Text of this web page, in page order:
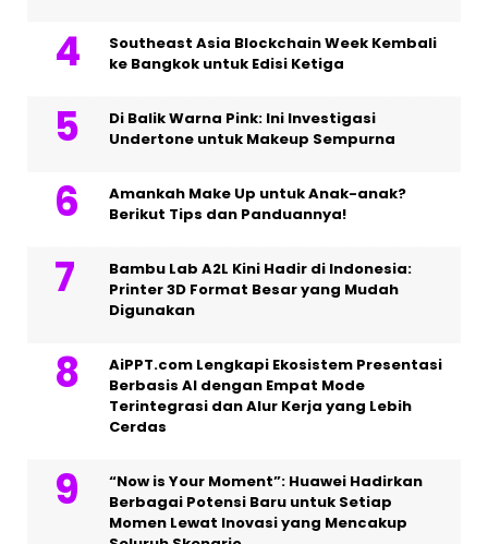
Southeast Asia Blockchain Week Kembali
ke Bangkok untuk Edisi Ketiga
Di Balik Warna Pink: Ini Investigasi
Undertone untuk Makeup Sempurna
Amankah Make Up untuk Anak-anak?
Berikut Tips dan Panduannya!
Bambu Lab A2L Kini Hadir di Indonesia:
Printer 3D Format Besar yang Mudah
Digunakan
AiPPT.com Lengkapi Ekosistem Presentasi
Berbasis AI dengan Empat Mode
Terintegrasi dan Alur Kerja yang Lebih
Cerdas
“Now is Your Moment”: Huawei Hadirkan
Berbagai Potensi Baru untuk Setiap
Momen Lewat Inovasi yang Mencakup